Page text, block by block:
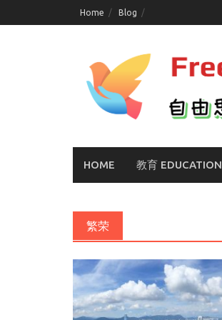
to
Home Blog
HOME 教育 EDUCATION
繁荣